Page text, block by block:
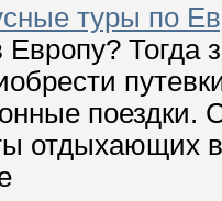
туры по
Европу?
отдыхающих